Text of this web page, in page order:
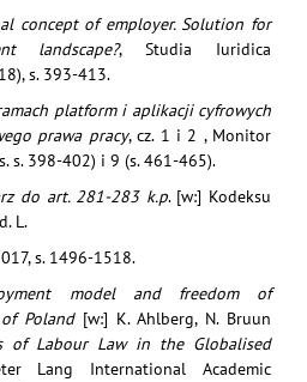
concept of employer. Solution for
landscape?, Studia Iuridica
s. 393-413.
platform i aplikacji cyfrowych
prawa pracy, cz. 1 i 2 , Monitor
s. 398-402) i 9 (s. 461-465).
do art. 281-283 k.p. [w:] Kodeksu
L.
s. 1496-1518.
model and freedom of
Poland[w:] K. Ahlberg, N. Bruun
of Labour Law in the Globalised
Lang International Academic